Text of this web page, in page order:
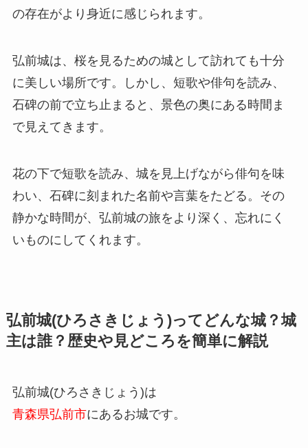
の存在がより身近に感じられます。
弘前城は、桜を見るための城として訪れても十分
に美しい場所です。しかし、短歌や俳句を読み、
石碑の前で立ち止まると、景色の奥にある時間ま
で見えてきます。
花の下で短歌を読み、城を見上げながら俳句を味
わい、石碑に刻まれた名前や言葉をたどる。その
静かな時間が、弘前城の旅をより深く、忘れにく
いものにしてくれます。
弘前城(ひろさきじょう)ってどんな城？城
主は誰？歴史や見どころを簡単に解説
弘前城(ひろさきじょう)は
青森県弘前市にあるお城です。